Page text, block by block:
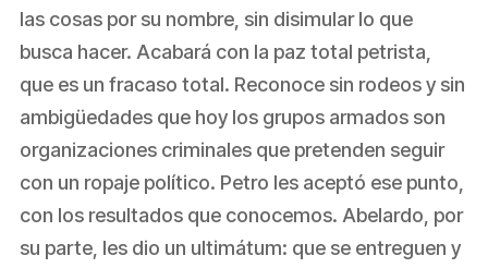
las cosas por su nombre, sin disimular lo que
busca hacer. Acabará con la paz total petrista,
que es un fracaso total. Reconoce sin rodeos y sin
ambigüedades que hoy los grupos armados son
organizaciones criminales que pretenden seguir
con un ropaje político. Petro les aceptó ese punto,
con los resultados que conocemos. Abelardo, por
su parte, les dio un ultimátum: que se entreguen y